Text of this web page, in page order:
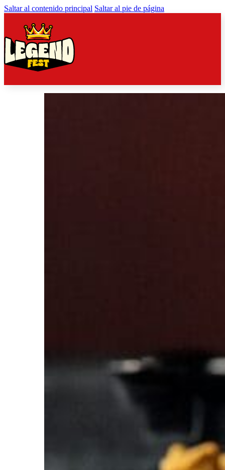
Saltar al contenido principal Saltar al pie de página